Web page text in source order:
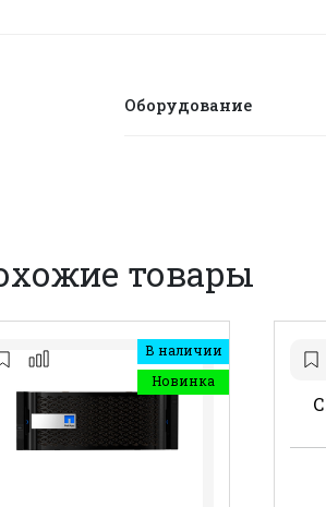
Оборудование
товары
В наличии
Новинка